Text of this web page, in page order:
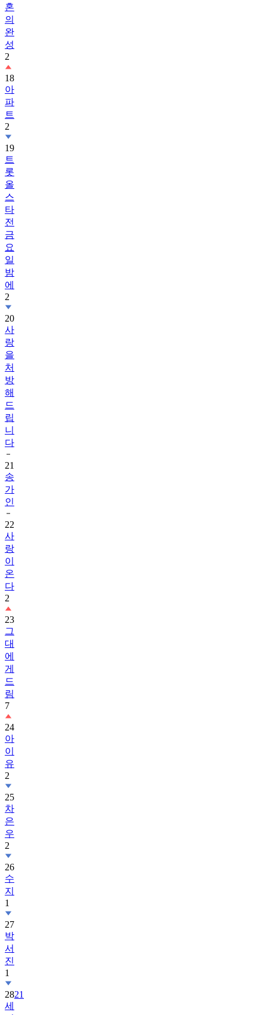
혼
의
완
성
2
18
아
파
트
2
19
트
롯
올
스
타
전
금
요
일
밤
에
2
20
사
랑
을
처
방
해
드
립
니
다
21
송
가
인
22
사
랑
이
온
다
2
23
그
대
에
게
드
림
7
24
아
이
유
2
25
차
은
우
2
26
수
지
1
27
박
서
진
1
2821
세